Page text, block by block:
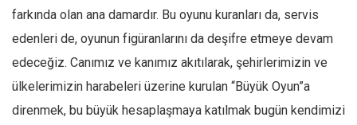
farkında olan ana damardır. Bu oyunu kuranları da, servis
edenleri de, oyunun figüranlarını da deşifre etmeye devam
edeceğiz. Canımız ve kanımız akıtılarak, şehirlerimizin ve
ülkelerimizin harabeleri üzerine kurulan “Büyük Oyun”a
direnmek, bu büyük hesaplaşmaya katılmak bugün kendimizi